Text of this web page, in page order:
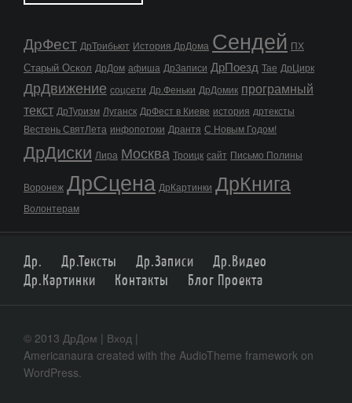
ДрФест ДрТрибьют История ДрДома Сендей ПХ
Старый Оскол ДрДом афиша ДрЗаписи ДрПоезд Тае ДрЦирк
ДрДвижение соцсети Др.Феньки ДрДомик програмный
текст ДрТуризм Луганск ДрФест в Киеве история дртексты
Вестень СвятЛета инфопотоки Дрантя С Новым Годом!
ДрДиски Лира Москва Троицк сайт Письмо Полины
Воронеж ДрСцена ДрКартинки ДрКнига
Волонтерам
Др. Др.Тексты Др.Записи
Др.Видео
Др.Картинки
Контакты Блог Проекта
© 2013 ДрДом | Вход |
Americanaura created with the AudioTheme framework on
WordPress.